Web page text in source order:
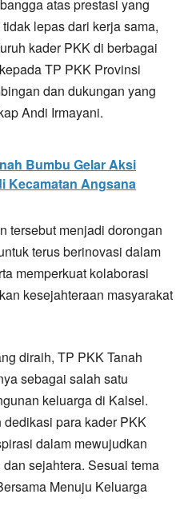
atas prestasi yang
lepas dari kerja sama,
kader PKK di berbagai
TP PKK Provinsi
dan dukungan yang
Andi Irmayani.
Bumbu Gelar Aksi
Kecamatan Angsana
tersebut menjadi dorongan
terus berinovasi dalam
memperkuat kolaborasi
kesejahteraan masyarakat
diraih, TP PKK Tanah
sebagai salah satu
keluarga di Kalsel.
para kader PKK
dalam mewujudkan
sejahtera. Sesuai tema
Menuju Keluarga